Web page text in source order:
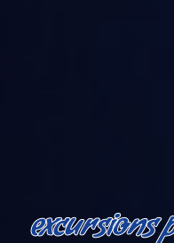
excursions